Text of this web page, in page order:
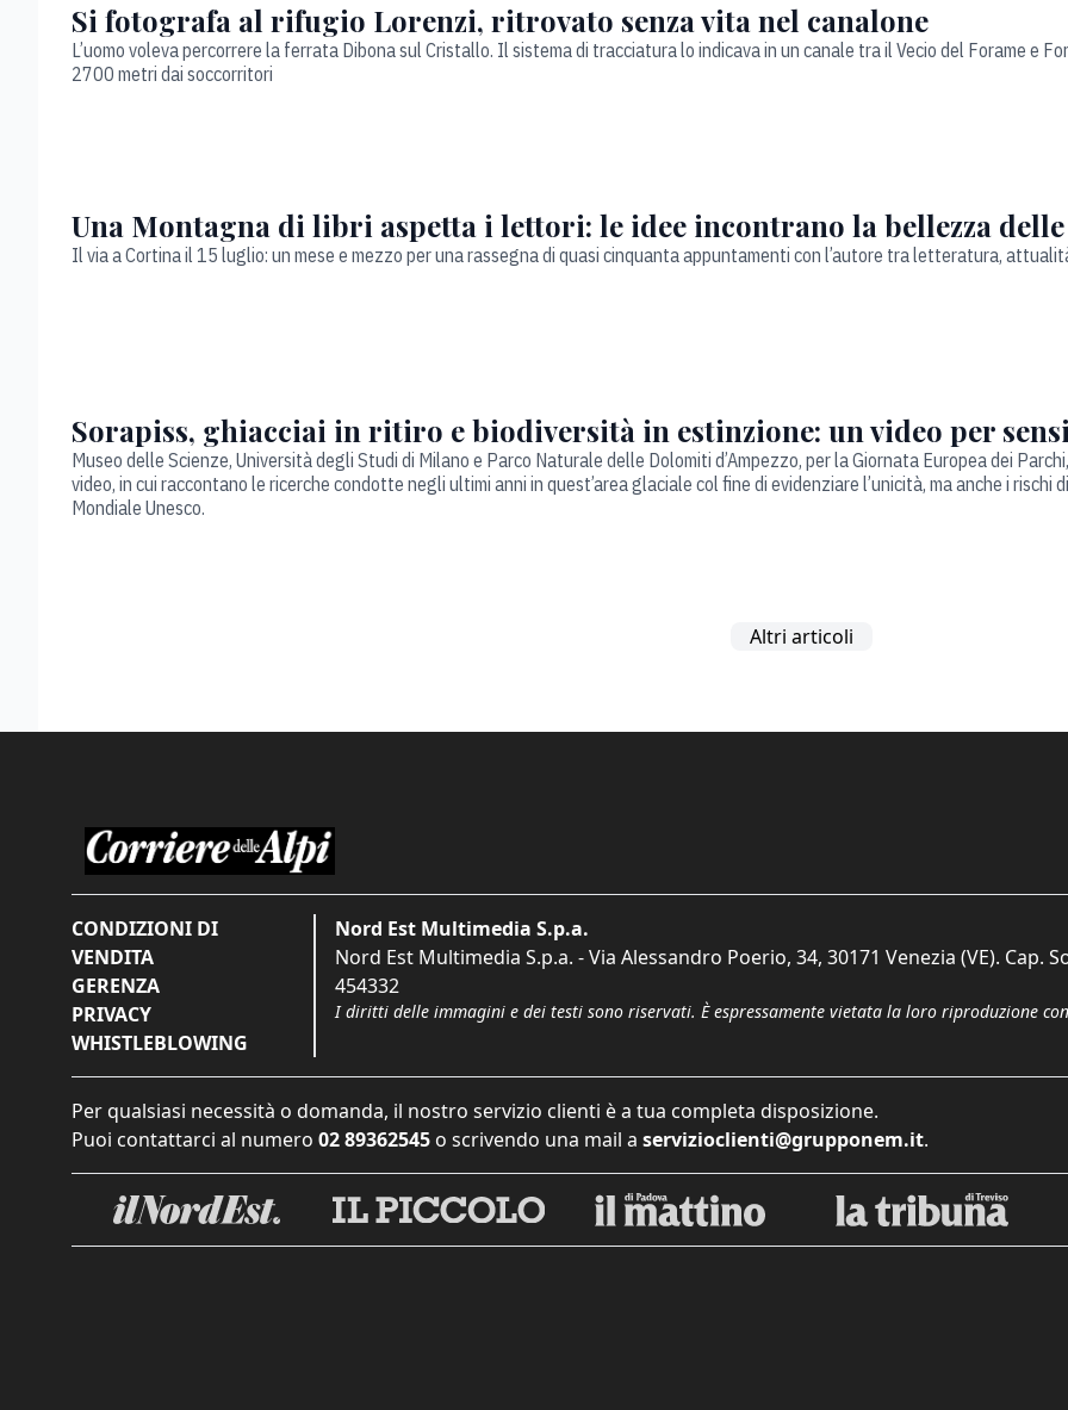
Si fotografa al rifugio Lorenzi, ritrovato senza vita nel canalone
L’uomo voleva percorrere la ferrata Dibona sul Cristallo. Il sistema di tracciatura lo indicava in un canale tra il Vecio del Forame e
2700 metri dai soccorritori
Una Montagna di libri aspetta i lettori: le idee incontrano la bellezza
Il via a Cortina il 15 luglio: un mese e mezzo per una rassegna di quasi cinquanta appuntamenti con l’autore tra letteratura,
Sorapiss, ghiacciai in ritiro e biodiversità in estinzione: un video per
Museo delle Scienze, Università degli Studi di Milano e Parco Naturale delle Dolomiti d’Ampezzo, per la Giornata Europea dei
video, in cui raccontano le ricerche condotte negli ultimi anni in quest’area glaciale col fine di evidenziare l’unicità, ma anche i rischi
Mondiale Unesco.
Altri articoli
CONDIZIONI DI
VENDITA
GERENZA
PRIVACY
WHISTLEBLOWING
Nord Est Multimedia S.p.a.
Nord Est Multimedia S.p.a. - Via Alessandro Poerio, 34, 30171 Venezia (VE). Cap.
454332
I diritti delle immagini e dei testi sono riservati. È espressamente vietata la loro riproduzione
Per qualsiasi necessità o domanda, il nostro servizio clienti è a tua completa disposizione.
Puoi contattarci al numero 02 89362545 o scrivendo una mail a servizioclienti@grupponem.it.